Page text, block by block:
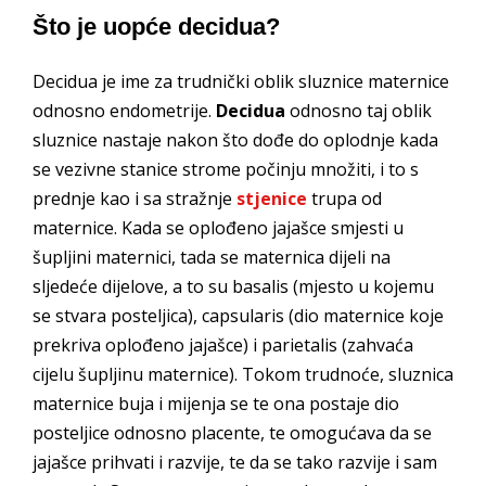
Što je uopće decidua?
Decidua je ime za trudnički oblik sluznice maternice
odnosno endometrije. Decidua odnosno taj oblik
sluznice nastaje nakon što dođe do oplodnje kada
se vezivne stanice strome počinju množiti, i to s
prednje kao i sa stražnje stjenice trupa od
maternice. Kada se oplođeno jajašce smjesti u
šupljini maternici, tada se maternica dijeli na
sljedeće dijelove, a to su basalis (mjesto u kojemu
se stvara posteljica), capsularis (dio maternice koje
prekriva oplođeno jajašce) i parietalis (zahvaća
cijelu šupljinu maternice). Tokom trudnoće, sluznica
maternice buja i mijenja se te ona postaje dio
posteljice odnosno placente, te omogućava da se
jajašce prihvati i razvije, te da se tako razvije i sam